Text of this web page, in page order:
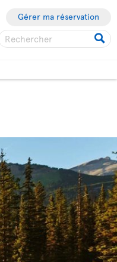
Gérer ma réservation